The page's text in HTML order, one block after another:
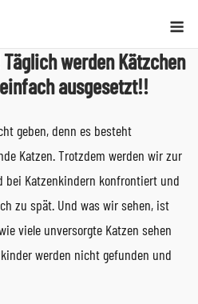
werden Kätzchen
ausgesetzt!!
geben, denn es besteht
Katzen. Trotzdem werden wir zur
bei Katzenkindern konfrontiert und
zu spät. Und was wir sehen, ist
viele unversorgte Katzen sehen
werden nicht gefunden und